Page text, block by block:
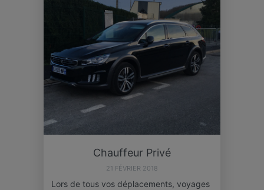
Chauffeur Privé
21 FÉVRIER 2018
Lors de tous vos déplacements, voyages